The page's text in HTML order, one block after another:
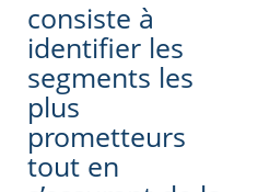
consiste à
identifier les
segments les
plus
prometteurs
tout en